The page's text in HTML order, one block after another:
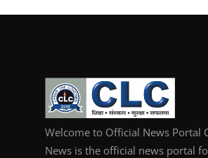
Welcome to Official News Portal
News is the official news portal